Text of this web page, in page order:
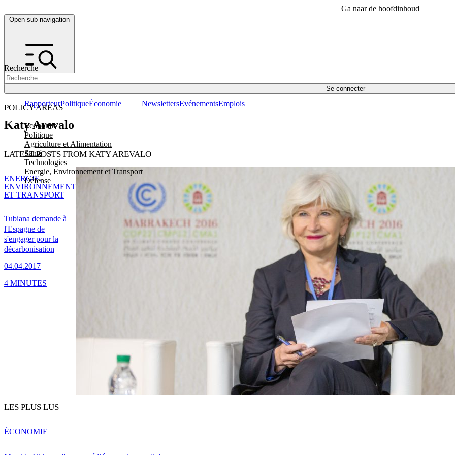
Ga naar de hoofdinhoud
Open sub navigation
Recherche
Se connecter
POLICY AREAS
Economie
Politique
Agriculture et Alimentation
Santé
Technologies
Energie, Environnement et Transport
Défense
RapporteurPolitiqueÉconomie NewslettersEvénementsEmplois
Katy Arevalo
LATEST POSTS FROM KATY AREVALO
Tubiana demande à
l'Espagne de
s'engager pour la
décarbonisation
04.04.2017
ENERGIE,
ENVIRONNEMENT
ET TRANSPORT
4 MINUTES
LES PLUS LUS
ÉCONOMIE